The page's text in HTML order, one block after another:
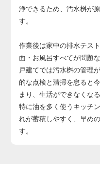
浄できるため、汚水桝が
す。
作業後は家中の排水テス
面・お風呂すべてが問題
戸建てでは汚水桝の管理
的な点検と清掃を怠ると
まり、生活ができなくな
特に油を多く使うキッチ
れが蓄積しやすく、早め
す。